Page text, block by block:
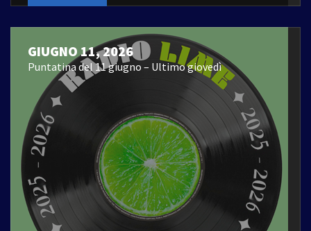
GIUGNO 11, 2026
Puntatina del 11 giugno – Ultimo giovedì